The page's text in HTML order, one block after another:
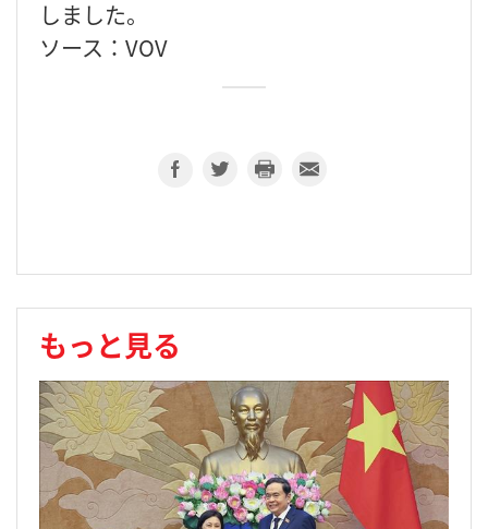
しました。
ソース：VOV
もっと見る